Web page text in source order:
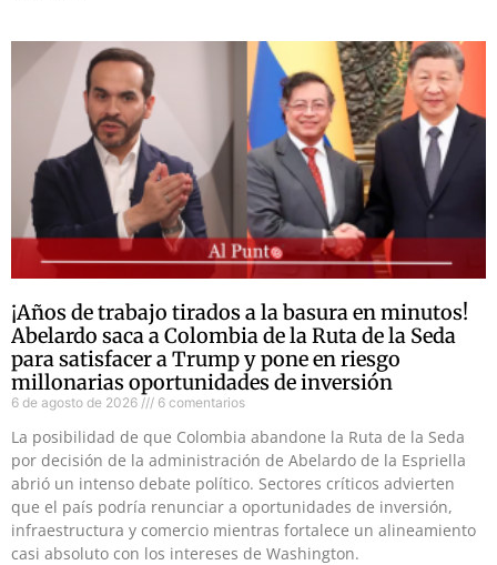
¡Años de trabajo tirados a la basura en minutos!
Abelardo saca a Colombia de la Ruta de la Seda
para satisfacer a Trump y pone en riesgo
millonarias oportunidades de inversión
6 de agosto de 2026 6 comentarios
La posibilidad de que Colombia abandone la Ruta de la Seda
por decisión de la administración de Abelardo de la Espriella
abrió un intenso debate político. Sectores críticos advierten
que el país podría renunciar a oportunidades de inversión,
infraestructura y comercio mientras fortalece un alineamiento
casi absoluto con los intereses de Washington.